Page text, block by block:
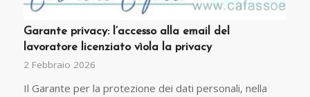
Garante privacy: l’accesso alla email del
lavoratore licenziato vìola la privacy
2 Febbraio 2026
Il Garante per la protezione dei dati personali, nella